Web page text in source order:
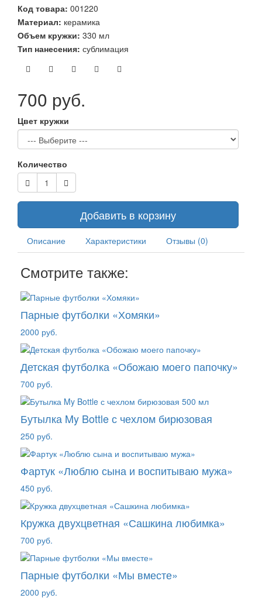
Код товара: 001220
Материал: керамика
Объем кружки: 330 мл
Тип нанесения: сублимация
700 руб.
Цвет кружки
Количество
Добавить в корзину
Описание Характеристики Отзывы (0)
Смотрите также:
Парные футболки «Хомяки»
2000 руб.
Детская футболка «Обожаю моего папочку»
700 руб.
Бутылка My Bottle с чехлом бирюзовая
250 руб.
Фартук «Люблю сына и воспитываю мужа»
450 руб.
Кружка двухцветная «Сашкина любимка»
700 руб.
Парные футболки «Мы вместе»
2000 руб.